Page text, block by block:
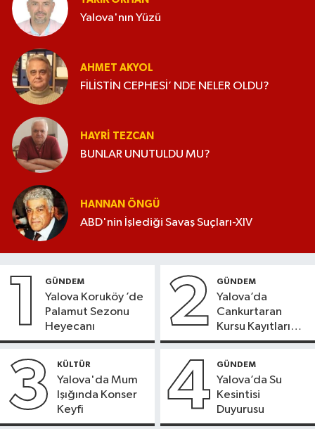
Yalova'nın Yüzü
AHMET AKYOL
FİLİSTİN CEPHESİ’ NDE NELER OLDU?
HAYRI TEZCAN
BUNLAR UNUTULDU MU?
HANNAN ÖNGÜ
ABD'nin İşlediği Savaş Suçları-XIV
1 GÜNDEM
Yalova Koruköy ’de
Palamut Sezonu
Heyecanı
2 GÜNDEM
Yalova’da
Cankurtaran
Kursu Kayıtları
Başladı
3 KÜLTÜR
Yalova'da Mum
Işığında Konser
Keyfi
4 GÜNDEM
Yalova’da Su
Kesintisi
Duyurusu